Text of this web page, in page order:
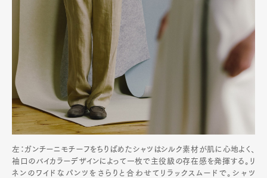
左：ガンチーニモチーフをちりばめたシャツはシルク素材が肌に心地よく、
袖口のバイカラーデザインによって一枚で主役級の存在感を発揮する。リ
ネンのワイドなパンツをさらりと合わせてリラックスムードで。シャツ